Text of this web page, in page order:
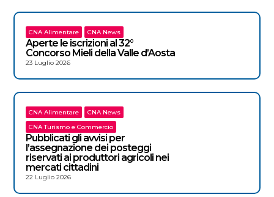
CNA Alimentare CNA News
Aperte le iscrizioni al 32°
Concorso Mieli della Valle d’Aosta
23 Luglio 2026
CNA Alimentare
CNA News
CNA Turismo e Commercio
Pubblicati gli avvisi per
l’assegnazione dei posteggi
riservati ai produttori agricoli nei
mercati cittadini
22 Luglio 2026